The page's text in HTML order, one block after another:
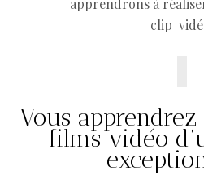
apprendrons à
clip
Vous
films vidéo